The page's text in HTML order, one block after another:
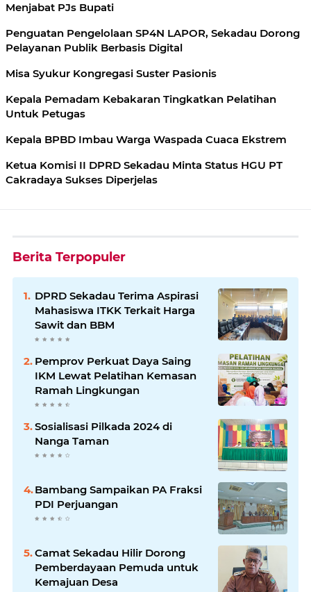
Menjabat PJs Bupati
Penguatan Pengelolaan SP4N LAPOR, Sekadau Dorong
Pelayanan Publik Berbasis Digital
Misa Syukur Kongregasi Suster Pasionis
Kepala Pemadam Kebakaran Tingkatkan Pelatihan
Untuk Petugas
Kepala BPBD Imbau Warga Waspada Cuaca Ekstrem
Ketua Komisi II DPRD Sekadau Minta Status HGU PT
Cakradaya Sukses Diperjelas
Berita Terpopuler
DPRD Sekadau Terima Aspirasi
Mahasiswa ITKK Terkait Harga
Sawit dan BBM
Pemprov Perkuat Daya Saing
IKM Lewat Pelatihan Kemasan
Ramah Lingkungan
Sosialisasi Pilkada 2024 di
Nanga Taman
Bambang Sampaikan PA Fraksi
PDI Perjuangan
Camat Sekadau Hilir Dorong
Pemberdayaan Pemuda untuk
Kemajuan Desa